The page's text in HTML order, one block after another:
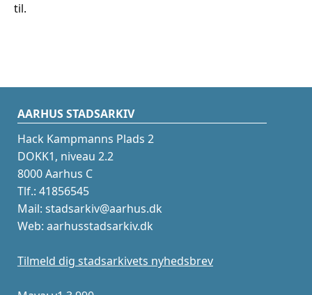
til.
AARHUS STADSARKIV
Hack Kampmanns Plads 2
DOKK1, niveau 2.2
8000 Aarhus C
Tlf.: 41856545
Mail: stadsarkiv@aarhus.dk
Web: aarhusstadsarkiv.dk
Tilmeld dig stadsarkivets nyhedsbrev